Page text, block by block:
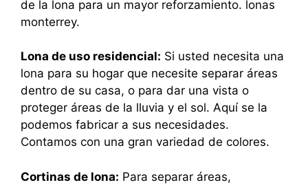
de la lona para un mayor reforzamiento. lonas
monterrey.
Lona de uso residencial: Si usted necesita una
lona para su hogar que necesite separar áreas
dentro de su casa, o para dar una vista o
proteger áreas de la lluvia y el sol. Aquí se la
podemos fabricar a sus necesidades.
Contamos con una gran variedad de colores.
Cortinas de lona: Para separar áreas,